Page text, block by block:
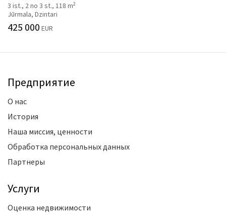
3 ist., 2 no 3 st., 118 m2
Jūrmala, Dzintari
425 000 EUR
Предприятие
О нас
История
Наша миссия, ценности
Обработка персональных данных
Партнеры
Услуги
Оценка недвижимости